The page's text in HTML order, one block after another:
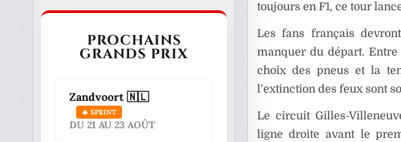
toujours en F1, ce tour
Les fans français
manquer du départ.
choix des pneus et la
l’extinction des feux sont
Le circuit Gilles-
ligne droite avant le
PROCHAINS
GRANDS PRIX
Zandvoort 🇳🇱
🔥 SPRINT
DU 21 AU 23 AOÛT